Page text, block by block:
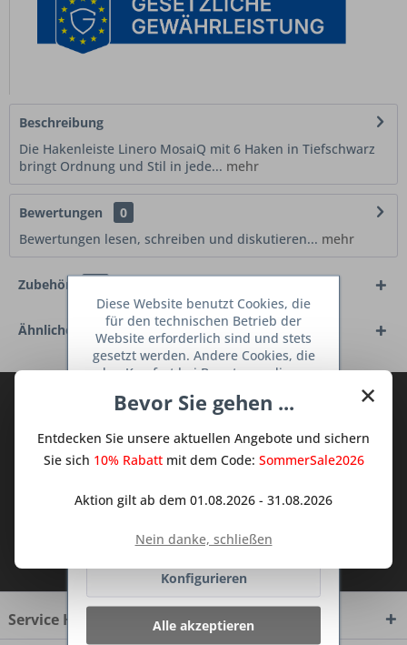
Beschreibung
Die Hakenleiste Linero MosaiQ mit 6 Haken in Tiefschwarz
bringt Ordnung und Stil in jede... mehr
Bewertungen
0
Bewertungen lesen, schreiben und diskutieren... mehr
Zubehör
Ähnliche Artikel
Abonnieren Sie den kostenlosen Deine
Sie keine Neuigkeit oder Aktion mehr aus
dem Traum Küchen - Shop.
Ich habe dieDatenschutzbestimmungen
zur Kenntnis genommen.
Service Hotline
×
Bevor Sie gehen ...
Entdecken Sie unsere aktuellen Angebote und sichern
Sie sich 10% Rabattmit dem Code: SommerSale2026
Aktion gilt ab dem 01.08.2026 - 31.08.2026
Nein danke, schließen
Diese Website benutzt Cookies, die
für den technischen Betrieb der
Website erforderlich sind und stets
gesetzt werden. Andere Cookies, die
den Komfort bei Benutzung dieser
dienen oder die Interaktion mit
Netzwerken vereinfachen sollen,
werden nur mit Ihrer Zustimmung
Ablehnen
Konfigurieren
Alle akzeptieren